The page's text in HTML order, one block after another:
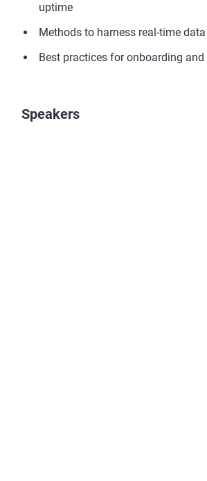
uptime
Methods to harness real-time
Best practices for onboarding
Speakers